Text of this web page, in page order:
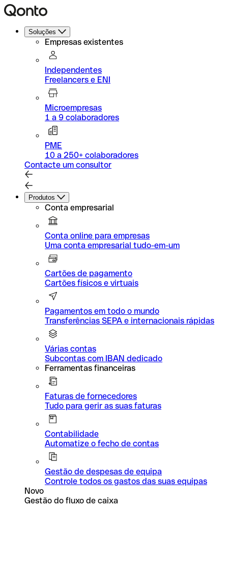
Soluções
Empresas existentes
Independentes
Freelancers e ENI
Microempresas
1 a 9 colaboradores
PME
10 a 250+ colaboradores
Contacte um consultor
Produtos
Conta empresarial
Conta online para empresas
Uma conta empresarial tudo-em-um
Cartões de pagamento
Cartões físicos e virtuais
Pagamentos em todo o mundo
Transferências SEPA e internacionais rápidas
Várias contas
Subcontas com IBAN dedicado
Ferramentas financeiras
Faturas de fornecedores
Tudo para gerir as suas faturas
Contabilidade
Automatize o fecho de contas
Gestão de despesas de equipa
Controle todos os gastos das suas equipas
Novo
Gestão do fluxo de caixa